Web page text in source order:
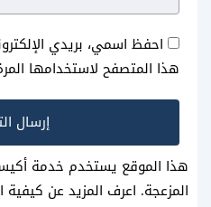
احفظ اسمي، بريدي
هذا المتصفح لاستخدامها
هذا الموقع يستخدم خدمة
المزعجة. اعرف المزيد عن كيفية